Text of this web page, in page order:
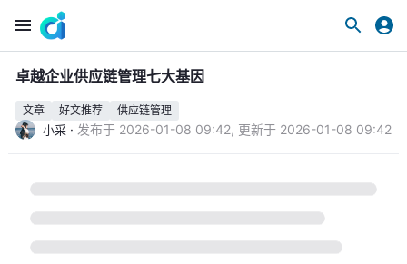
卓越企业供应链管理七大基因
文章 好文推荐 供应链管理
小采 · 发布于 2026-01-08 09:42, 更新于 2026-01-08 09:42